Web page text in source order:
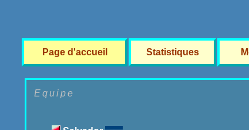
Page d'accueil Statistiques
Equipe